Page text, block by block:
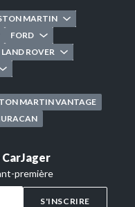
MARTIN
FORD
LAND ROVER
MARTIN VANTAGE
première
S'INSCRIRE